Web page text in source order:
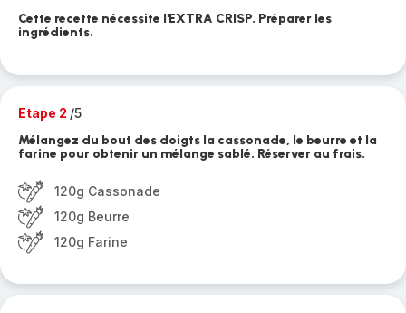
Cette recette nécessite l'EXTRA CRISP. Préparer les
ingrédients.
Etape 2 /5
Mélangez du bout des doigts la cassonade, le beurre et la
farine pour obtenir un mélange sablé. Réserver au frais.
120g Cassonade
120g Beurre
120g Farine